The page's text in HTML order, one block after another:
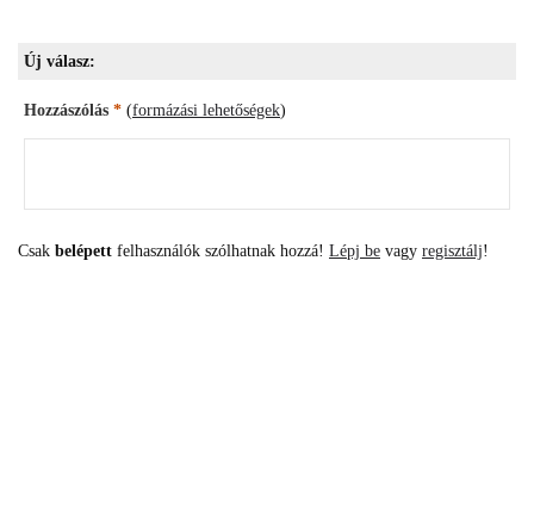
Új válasz:
Hozzászólás * (formázási lehetőségek)
Csak belépett felhasználók szólhatnak hozzá! Lépj be vagy regisztálj!